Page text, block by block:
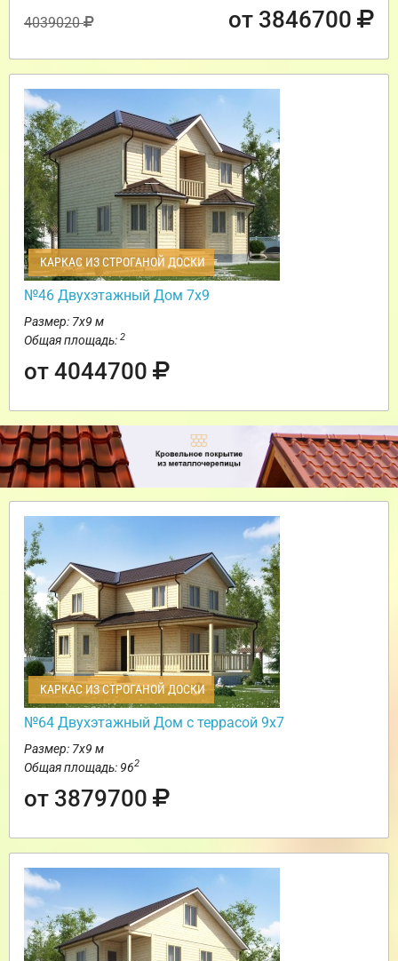
4039020 от 3846700
КАРКАС ИЗ СТРОГАНОЙ ДОСКИ
№46 Двухэтажный Дом 7х9
Размер: 7х9 м
Общая площадь: 2
от 4044700
КАРКАС ИЗ СТРОГАНОЙ ДОСКИ
№64 Двухэтажный Дом с террасой 9х7
Размер: 7х9 м
Общая площадь: 962
от 3879700